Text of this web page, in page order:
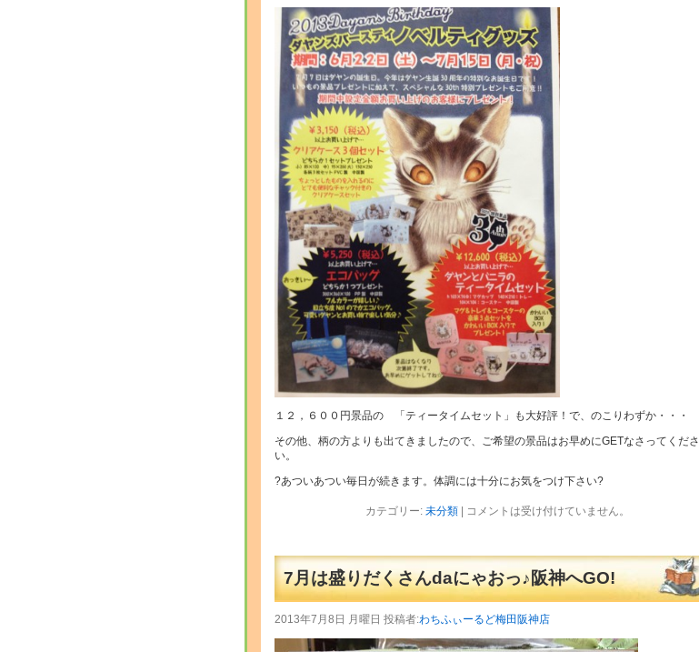
１２，６００円景品の 「ティータイムセット」も大好評！で、のこりわずか・・・
その他、柄の方よりも出てきましたので、ご希望の景品はお早めにGETなさってくださ
い。
?あついあつい毎日が続きます。体調には十分にお気をつけ下さい?
カテゴリー: 未分類| コメントは受け付けていません。
7月は盛りだくさんdaにゃおっ♪阪神へGO!
2013年7月8日 月曜日 投稿者:わちふぃーるど梅田阪神店